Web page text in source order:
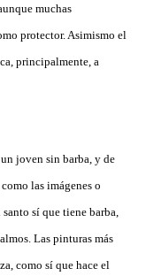
muchas
protector. Asimismo el
principalmente, a
joven sin barba, y de
las imágenes o
sí que tiene barba,
Las pinturas más
como sí que hace el